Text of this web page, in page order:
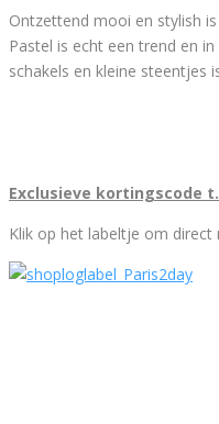
Ontzettend mooi en stylish
Pastel is echt een trend en
schakels en kleine steentjes
Exclusieve kortingscode
Klik op het labeltje om direct